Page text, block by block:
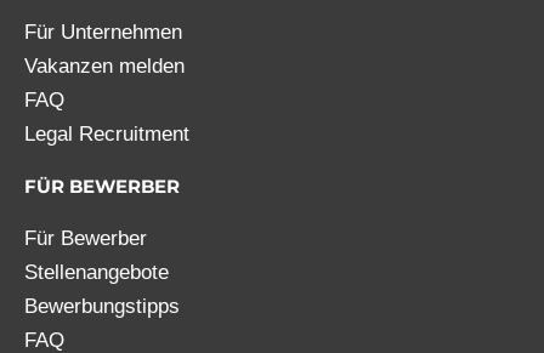
Für Unternehmen
Vakanzen melden
FAQ
Legal Recruitment
FÜR BEWERBER
Für Bewerber
Stellenangebote
Bewerbungstipps
FAQ